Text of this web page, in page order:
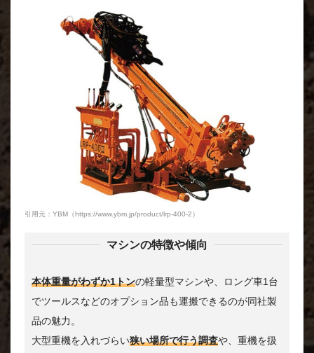
引用元：YBM（https://www.ybm.jp/product/lrp-400-2）
マシンの特徴や傾向
本体重量がわずか1トンの軽量型マシンや、ロング車1台
でツールスなどのオプション品も運搬できるのが同社製
品の魅力。
大型重機を入れづらい狭い場所で行う調査や、重機を扱